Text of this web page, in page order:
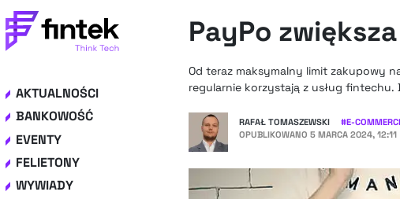
AKTUALNOŚCI
BANKOWOŚĆ
EVENTY
FELIETONY
WYWIADY
PayPo
Od teraz maksymalny limit zakupowy
regularnie korzystają z usług fintechu.
RAFAŁ TOMASZEWSKI #E-
OPUBLIKOWANO 5 MARCA 2024, 12:11